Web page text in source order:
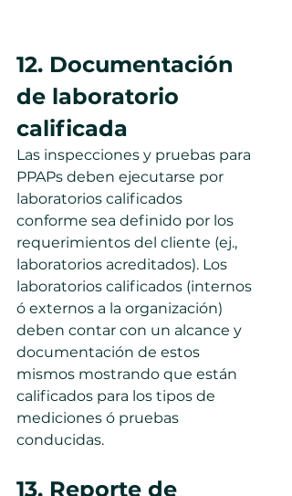
12. Documentación
de laboratorio
calificada
Las inspecciones y pruebas para
PPAPs deben ejecutarse por
laboratorios calificados
conforme sea definido por los
requerimientos del cliente (ej.,
laboratorios acreditados). Los
laboratorios calificados (internos
ó externos a la organización)
deben contar con un alcance y
documentación de estos
mismos mostrando que están
calificados para los tipos de
mediciones ó pruebas
conducidas.
13. Reporte de